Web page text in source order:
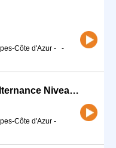
Côte d'Azur -
-
Manager Commerce (H/F) - Alternance Niveau Master
Côte d'Azur -